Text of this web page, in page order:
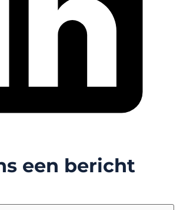
een bericht